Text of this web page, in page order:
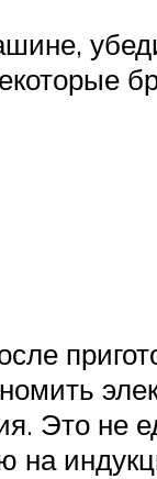
Это не
на